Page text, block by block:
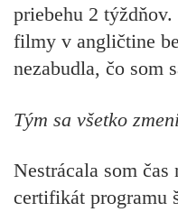
priebehu 2
filmy v angličtine
nezabudla, čo som
Tým sa všetko
Nestrácala som
certifikát programu